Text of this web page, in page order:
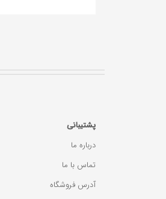
پشتیبانی
درباره ما
تماس با ما
آدرس فروشگاه